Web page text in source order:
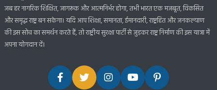
जब हर नागरिक शिक्षित, जागरूक और आत्मनिर्भर होगा, तभी भारत एक मजबूत, विकसित
और समृद्ध राष्ट्र बन सकेगा। यदि आप शिक्षा, समानता, ईमानदारी, राष्ट्रहित और जनकल्याण
की इस सोच का समर्थन करते हैं, तो राष्ट्रीय सुरक्षा पार्टी से जुड़कर राष्ट्र निर्माण की इस यात्रा में
अपना योगदान दें।